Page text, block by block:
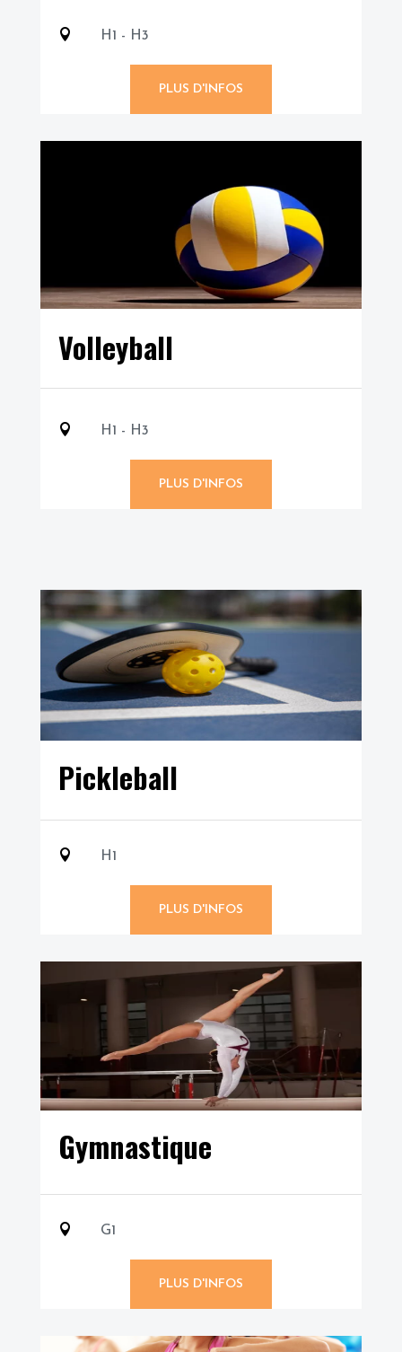
 H1 - H3
PLUS D'INFOS
Volleyball
 H1 - H3
PLUS D'INFOS
Pickleball
 H1
PLUS D'INFOS
Gymnastique
 G1
PLUS D'INFOS